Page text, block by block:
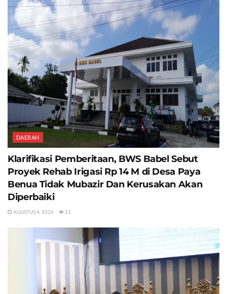
DAERAH
Klarifikasi Pemberitaan, BWS Babel Sebut
Proyek Rehab Irigasi Rp 14 M di Desa Paya
Benua Tidak Mubazir Dan Kerusakan Akan
Diperbaiki
AGUSTUS 4, 2026 21